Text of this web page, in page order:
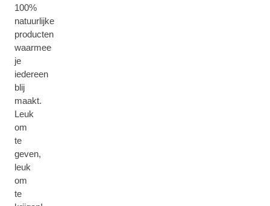
100%
natuurlijke
producten
waarmee
je
iedereen
blij
maakt.
Leuk
om
te
geven,
leuk
om
te